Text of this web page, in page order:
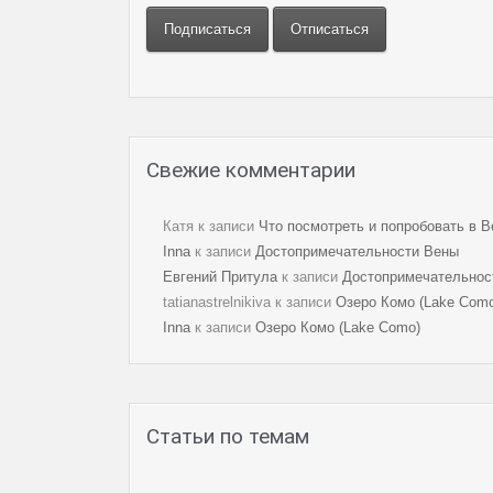
Свежие комментарии
Катя к записи Что посмотреть и попробовать в
Innак записи Достопримечательности Вены
Евгений Притулак записи
tatianastrelnikiva к записи Озеро Комо (Lake
Innак записи Озеро Комо (Lake Como)
Статьи по темам